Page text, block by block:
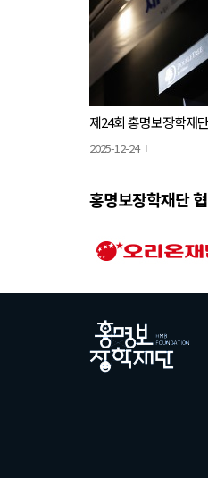
제24회 홍명보장학재
2025-12-24
홍명보장학재단